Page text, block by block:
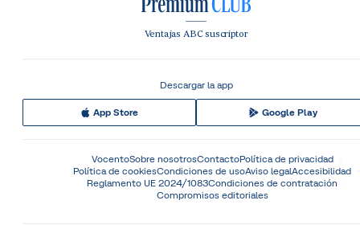
Ventajas ABC suscriptor
Descargar la app
App Store Google Play
VocentoSobre nosotrosContactoPolítica de privacidad
Política de cookiesCondiciones de usoAviso legalAccesibilidad
Reglamento UE 2024/1083Condiciones de contratación
Compromisos editoriales